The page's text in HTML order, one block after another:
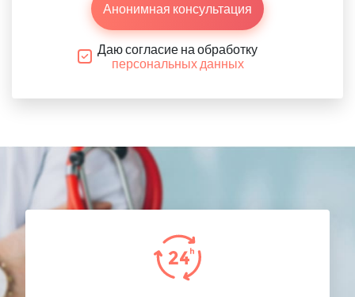
Анонимная консультация
Даю согласие на обработку
персональных данных